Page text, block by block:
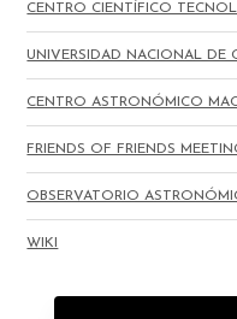
CENTRO CIENTÍFICO
UNIVERSIDAD NACIONAL DE
CENTRO ASTRONÓMICO
FRIENDS OF FRIENDS
OBSERVATORIO
WIKI